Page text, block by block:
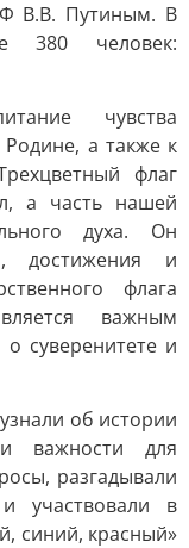
В.В. Путиным. В
380 человек:
чувства
а также к
флаг
а часть нашей
духа. Он
достижения и
флага
важным
суверенитете и
об истории
важности для
разгадывали
участвовали в
синий, красный»